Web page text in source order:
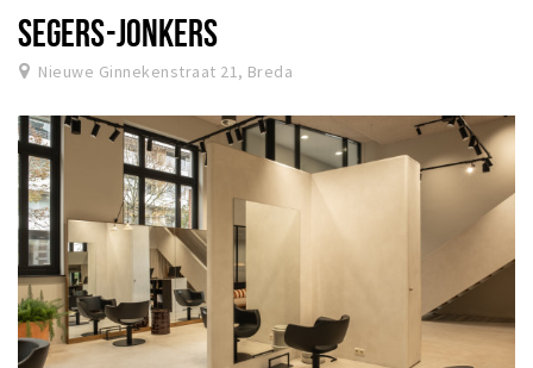
SEGERS-JONKERS
Nieuwe Ginnekenstraat 21, Breda